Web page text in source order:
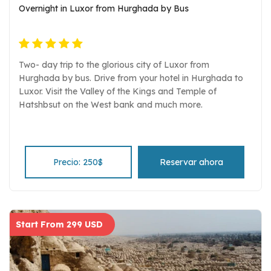
Overnight in Luxor from Hurghada by Bus
Two- day trip to the glorious city of Luxor from
Hurghada by bus. Drive from your hotel in Hurghada to
Luxor. Visit the Valley of the Kings and Temple of
Hatshbsut on the West bank and much more.
Precio: 250$ Reservar ahora
Start From 299 USD